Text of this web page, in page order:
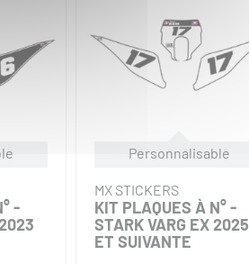
-
Personnalisable
MX STICKERS
KIT PLAQUES À N° -
STARK VARG EX 2025
ET SUIVANTE